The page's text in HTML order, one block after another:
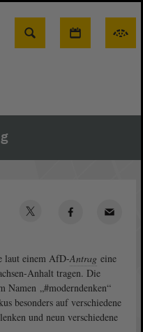
Suche
laut einem AfD-Antrag eine
Anhalt tragen. Die
Namen „#moderndenken“
besonders auf verschiedene
und neun verschiedene